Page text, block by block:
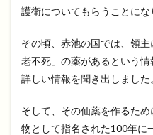
護衛についてもらうことにな
その頃、赤池の国では、領
老不死」の薬があるという情
詳しい情報を聞き出しました
そして、その仙薬を作るた
物として指名された100年に